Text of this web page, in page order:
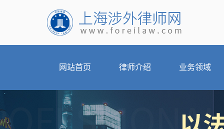
网站首页 律师介绍 业务领域